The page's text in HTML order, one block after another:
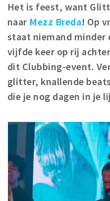
Winkels
Winkelgebieden
Parkeren
Bezienswaardigheden
Musea, theaters & podia
Toeristische routes
Natuurgebieden
Baroniepoorten
Sport
Privacy
Het is feest, want
naar Mezz Breda! Op
staat niemand minder
vijfde keer op rij
dit Clubbing-event.
glitter, knallende
die je nog dagen in je